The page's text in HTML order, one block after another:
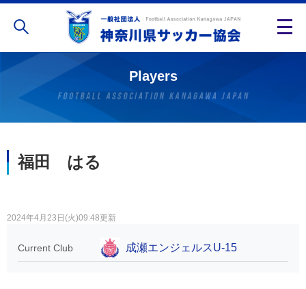
Players
福田 はる
2024年4月23日(火)09:48更新
Current Club 成瀬エンジェルスU-15